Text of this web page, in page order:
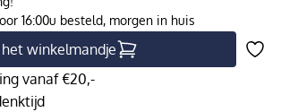
16:00u besteld, morgen in huis
het winkelmandje
vanaf €20,-